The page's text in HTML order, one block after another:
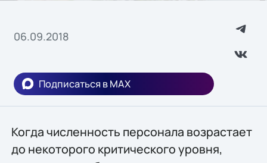
06.09.2018
Подписаться в MAX
Когда численность персонала возрастает
до некоторого критического уровня,